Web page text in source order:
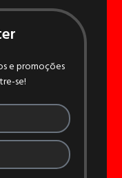
e promoções
se!